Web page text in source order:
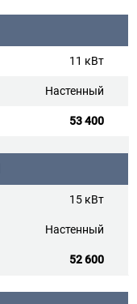
11 кВт
Настенный
53 400
15 кВт
Настенный
52 600